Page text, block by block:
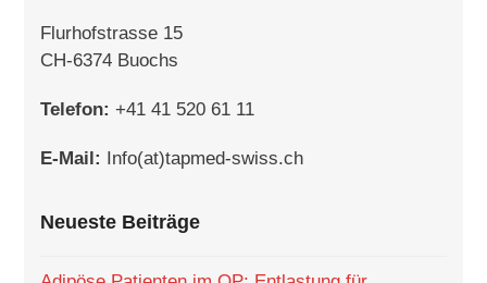
Flurhofstrasse 15
CH-6374 Buochs
Telefon: +41 41 520 61 11
E-Mail: Info(at)tapmed-swiss.ch
Neueste Beiträge